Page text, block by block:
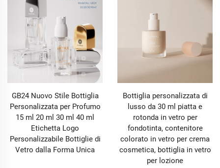
GB24 Nuovo Stile Bottiglia
Personalizzata per Profumo
15 ml 20 ml 30 ml 40 ml
Etichetta Logo
Personalizzabile Bottiglie di
Vetro dalla Forma Unica
Bottiglia personalizzata di
lusso da 30 ml piatta e
rotonda in vetro per
fondotinta, contenitore
colorato in vetro per crema
cosmetica, bottiglia in vetro
per lozione